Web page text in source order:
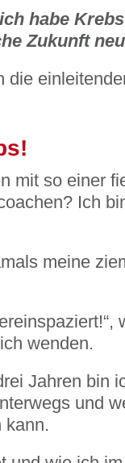
habe
Zukunft
die
mit so einer
Ich
meine
wenden.
Jahren bin
und
kann.